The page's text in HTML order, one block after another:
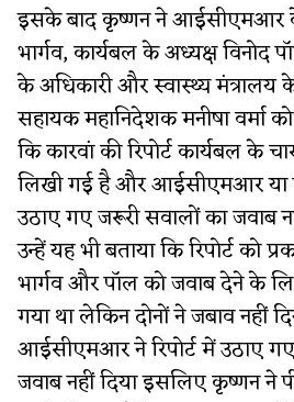
इसके बाद कृष्णन ने आईसीएमआर
भार्गव, कार्यबल के अध्यक्ष
के अधिकारी और स्वास्थ्य
सहायक महानिदेशक मनीषा वर्मा
कि कारवां की रिपोर्ट कार्यबल के
लिखी गई है और आईसीएमआर या
उठाए गए जरूरी सवालों का जवाब
उन्हें यह भी बताया कि रिपोर्ट को
भार्गव और पॉल को जवाब देने के
गया था लेकिन दोनों ने जबाव नहीं
आईसीएमआर ने रिपोर्ट में उठाए
जवाब नहीं दिया इसलिए कृष्णन ने